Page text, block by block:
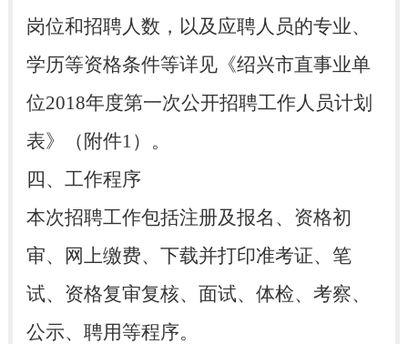
岗位和招聘人数，以及应聘人员的专业、
学历等资格条件等详见《绍兴市直事业单
位2018年度第一次公开招聘工作人员计划
表》（附件1）。
四、工作程序
本次招聘工作包括注册及报名、资格初
审、网上缴费、下载并打印准考证、笔
试、资格复审复核、面试、体检、考察、
公示、聘用等程序。